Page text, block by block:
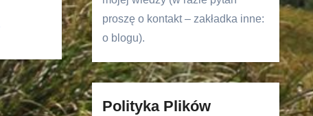
proszę o kontakt – zakładka inne:
o blogu).
Polityka Plików